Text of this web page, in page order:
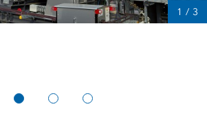
1 / 3